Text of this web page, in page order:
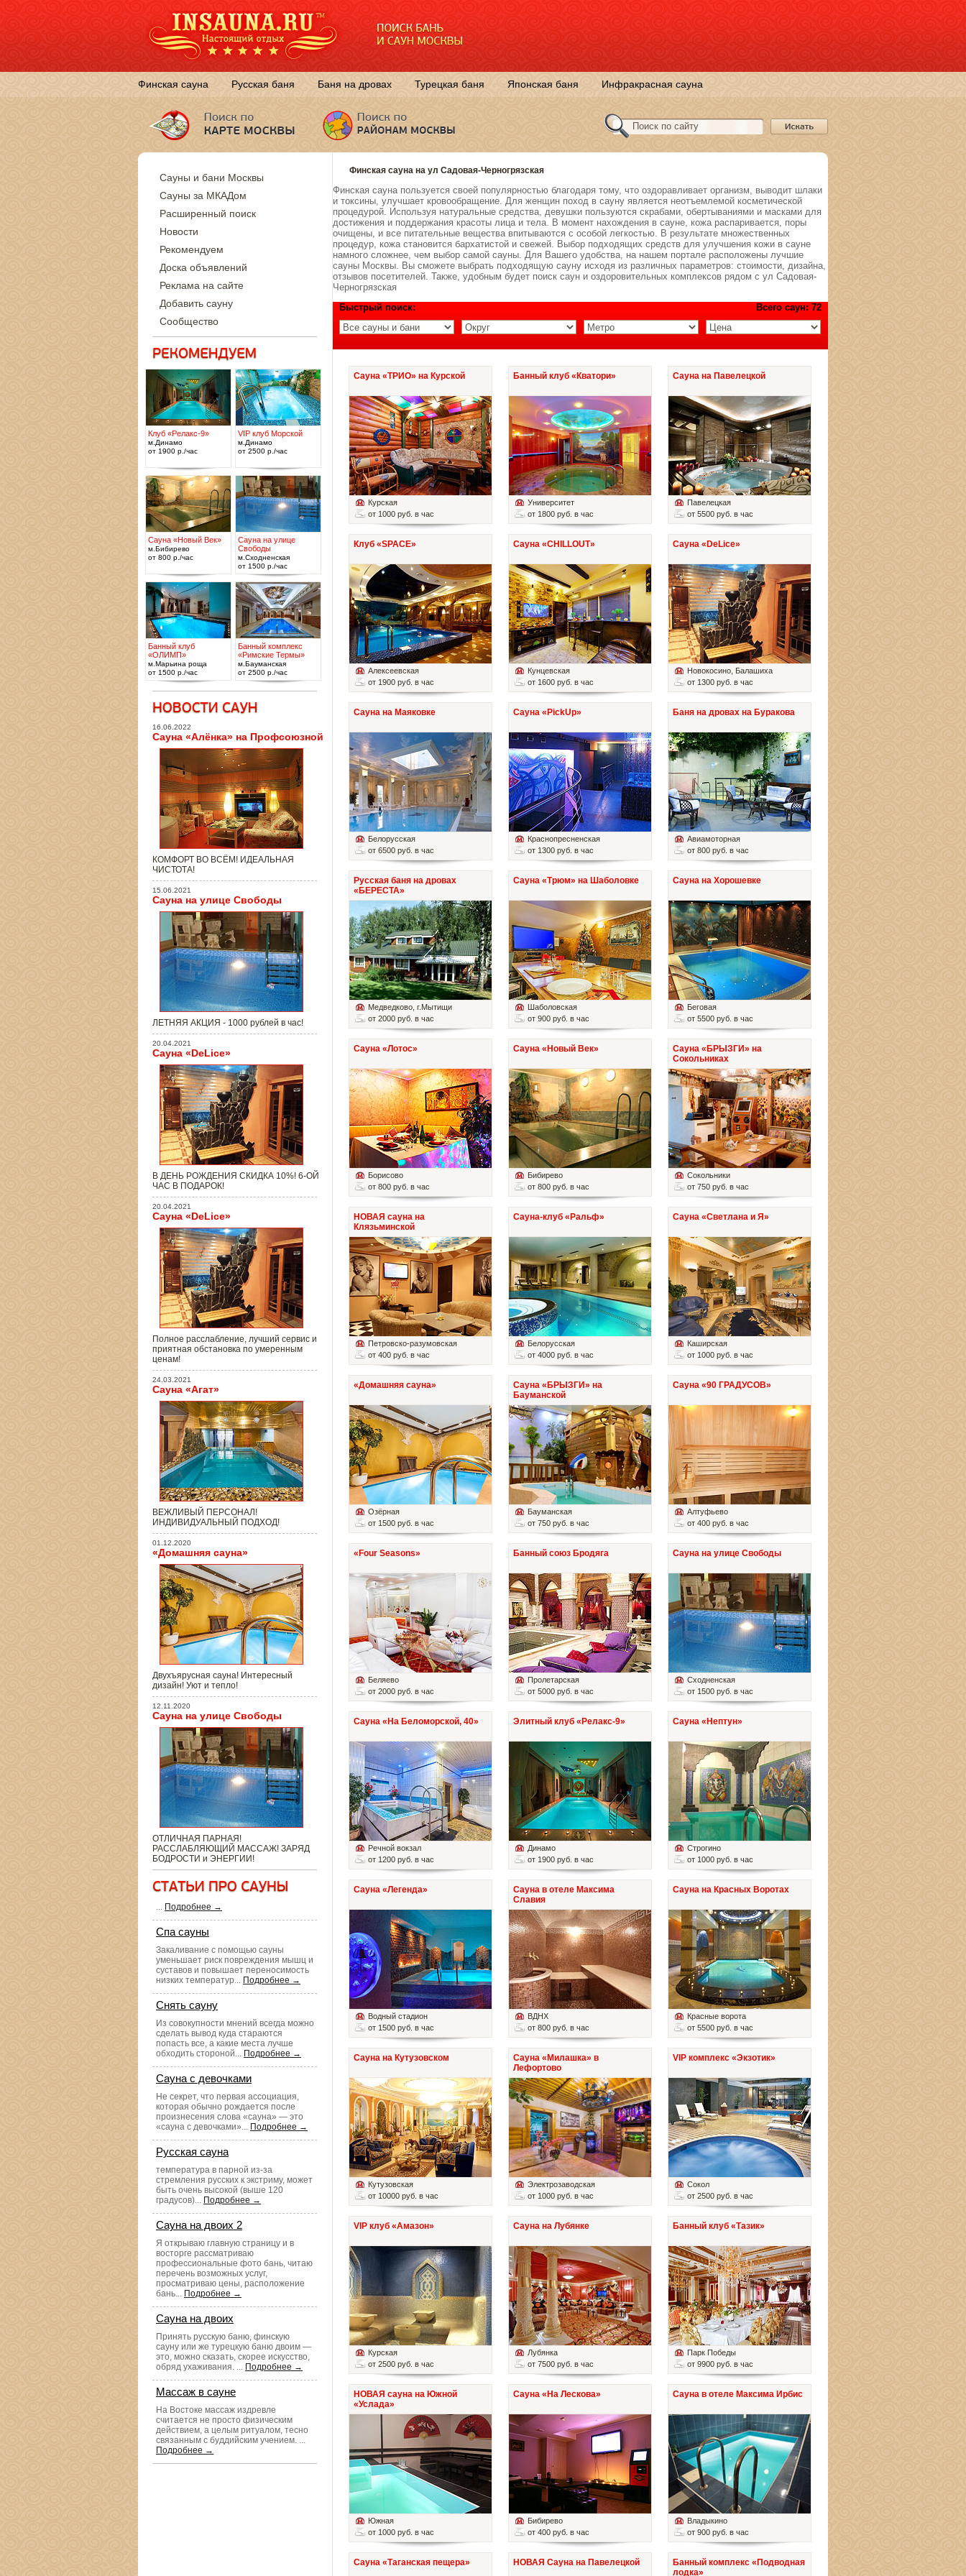
Финская сауна Русская баня Баня на дровах Турецкая баня Японская баня Инфракрасная сауна
Финская сауна на ул Садовая-Черногрязская
Финская сауна пользуется своей популярностью благодаря тому, что оздоравливает организм, выводит шлаки
и токсины, улучшает кровообращение. Для женщин поход в сауну является неотъемлемой косметической
процедурой. Используя натуральные средства, девушки пользуются скрабами, обертываниями и масками для
достижения и поддержания красоты лица и тела. В момент нахождения в сауне, кожа распаривается, поры
очищены, и все питательные вещества впитываются с особой легкостью. В результате множественных
процедур, кожа становится бархатистой и свежей. Выбор подходящих средств для улучшения кожи в сауне
намного сложнее, чем выбор самой сауны. Для Вашего удобства, на нашем портале расположены лучшие
сауны Москвы. Вы сможете выбрать подходящую сауну исходя из различных параметров: стоимости, дизайна,
отзывов посетителей. Также, удобным будет поиск саун и оздоровительных комплексов рядом с ул Садовая-
Черногрязская
Всего саун: 72
Быстрый поиск:
Сауна «ТРИО» на Курской
Курская
от 1000 руб. в час
Банный клуб «Кватори»
Университет
от 1800 руб. в час
Сауна на Павелецкой
Павелецкая
от 5500 руб. в час
Клуб «SPACE»
Алексеевская
от 1900 руб. в час
Сауна «CHILLOUT»
Кунцевская
от 1600 руб. в час
Сауна «DeLice»
Новокосино , Балашиха
от 1300 руб. в час
Сауна на Маяковке
Белорусская
от 6500 руб. в час
Сауна «PickUp»
Краснопресненская
от 1300 руб. в час
Баня на дровах на Буракова
Авиамоторная
от 800 руб. в час
Русская баня на дровах
«БЕРЕСТА»
Медведково , г.Мытищи
от 2000 руб. в час
Сауна «Трюм» на Шаболовке
Шаболовская
от 900 руб. в час
Сауна на Хорошевке
Беговая
от 5500 руб. в час
Сауна «Лотос»
Борисово
от 800 руб. в час
Сауна «Новый Век»
Бибирево
от 800 руб. в час
Сауна «БРЫЗГИ» на
Сокольниках
Сокольники
от 750 руб. в час
НОВАЯ сауна на
Клязьминской
Петровско-разумовская
от 400 руб. в час
Сауна-клуб «Ральф»
Белорусская
от 4000 руб. в час
Сауна «Светлана и Я»
Каширская
от 1000 руб. в час
«Домашняя сауна»
Озёрная
от 1500 руб. в час
Сауна «БРЫЗГИ» на
Бауманской
Бауманская
от 750 руб. в час
Сауна «90 ГРАДУСОВ»
Алтуфьево
от 400 руб. в час
«Four Seasons»
Беляево
от 2000 руб. в час
Банный союз Бродяга
Пролетарская
от 5000 руб. в час
Сауна на улице Свободы
Сходненская
от 1500 руб. в час
Сауна «На Беломорской, 40»
Речной вокзал
от 1200 руб. в час
Элитный клуб «Релакс-9»
Динамо
от 1900 руб. в час
Сауна «Нептун»
Строгино
от 1000 руб. в час
Сауна «Легенда»
Водный стадион
от 1500 руб. в час
Сауна в отеле Максима
Славия
ВДНХ
от 800 руб. в час
Сауна на Красных Воротах
Красные ворота
от 5500 руб. в час
Сауна на Кутузовском
Кутузовская
от 10000 руб. в час
Сауна «Милашка» в
Лефортово
Электрозаводская
от 1000 руб. в час
VIP комплекс «Экзотик»
Сокол
от 2500 руб. в час
VIP клуб «Амазон»
Курская
от 2500 руб. в час
Сауна на Лубянке
Лубянка
от 7500 руб. в час
Банный клуб «Тазик»
Парк Победы
от 9900 руб. в час
НОВАЯ сауна на Южной
«Услада»
Южная
от 1000 руб. в час
Сауна «На Лескова»
Бибирево
от 400 руб. в час
Сауна в отеле Максима Ирбис
Владыкино
от 900 руб. в час
Сауна «Таганская пещера» НОВАЯ Сауна на Павелецкой
Банный комплекс «Подводная
лодка»
Сауны и бани Москвы
Сауны за МКАДом
Расширенный поиск
Новости
Рекомендуем
Доска объявлений
Реклама на сайте
Добавить сауну
Сообщество
Клуб «Релакс-9»
м.Динамо
от 1900 р./час
VIP клуб Морской
м.Динамо
от 2500 р./час
Сауна «Новый Век»
м.Бибирево
от 800 р./час
Сауна на улице
Свободы
м.Сходненская
от 1500 р./час
Банный клуб
«ОЛИМП»
м.Марьина роща
от 1500 р./час
Банный комплекс
«Римские Термы»
м.Бауманская
от 2500 р./час
16.06.2022
Сауна «Алёнка» на Профсоюзной
КОМФОРТ ВО ВСЁМ! ИДЕАЛЬНАЯ
ЧИСТОТА!
15.06.2021
Сауна на улице Свободы
ЛЕТНЯЯ АКЦИЯ - 1000 рублей в час!
20.04.2021
Сауна «DeLice»
В ДЕНЬ РОЖДЕНИЯ СКИДКА 10%! 6-ОЙ
ЧАС В ПОДАРОК!
20.04.2021
Сауна «DeLice»
Полное расслабление, лучший сервис и
приятная обстановка по умеренным
ценам!
24.03.2021
Сауна «Агат»
ВЕЖЛИВЫЙ ПЕРСОНАЛ!
ИНДИВИДУАЛЬНЫЙ ПОДХОД!
01.12.2020
«Домашняя сауна»
Двухъярусная сауна! Интересный
дизайн! Уют и тепло!
12.11.2020
Сауна на улице Свободы
ОТЛИЧНАЯ ПАРНАЯ!
РАССЛАБЛЯЮЩИЙ МАССАЖ! ЗАРЯД
БОДРОСТИ и ЭНЕРГИИ!
... Подробнее →
Спа сауны
Закаливание с помощью сауны
уменьшает риск повреждения мышц и
суставов и повышает переносимость
низких температур... Подробнее →
Снять сауну
Из совокупности мнений всегда можно
сделать вывод куда стараются
попасть все, а какие места лучше
обходить стороной... Подробнее →
Сауна с девочками
Не секрет, что первая ассоциация,
которая обычно рождается после
произнесения слова «сауна» — это
«сауна с девочками»... Подробнее →
Русская сауна
температура в парной из-за
стремления русских к экстриму, может
быть очень высокой (выше 120
градусов)... Подробнее →
Сауна на двоих 2
Я открываю главную страницу и в
восторге рассматриваю
профессиональные фото бань, читаю
перечень возможных услуг,
просматриваю цены, расположение
бань... Подробнее →
Сауна на двоих
Принять русскую баню, финскую
сауну или же турецкую баню двоим —
это, можно сказать, скорее искусство,
обряд ухаживания. ... Подробнее →
Массаж в сауне
На Востоке массаж издревле
считается не просто физическим
действием, а целым ритуалом, тесно
связанным с буддийским учением. ...
Подробнее →